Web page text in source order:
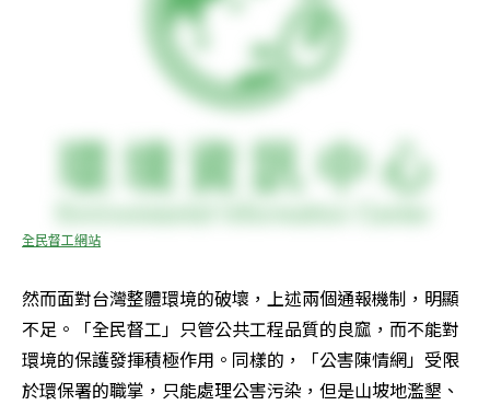
全民督工網站
然而面對台灣整體環境的破壞，上述兩個通報機制，明顯
不足。「全民督工」只管公共工程品質的良窳，而不能對
環境的保護發揮積極作用。同樣的，「公害陳情網」受限
於環保署的職掌，只能處理公害污染，但是山坡地濫墾、